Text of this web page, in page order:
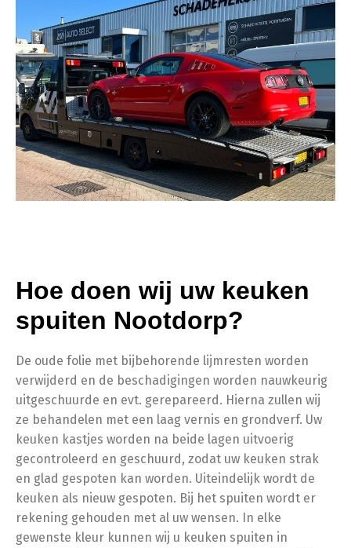
Hoe doen wij uw keuken
spuiten Nootdorp?
De oude folie met bijbehorende lijmresten worden
verwijderd en de beschadigingen worden nauwkeurig
uitgeschuurde en evt. gerepareerd. Hierna zullen wij
ze behandelen met een laag vernis en grondverf. Uw
keuken kastjes worden na beide lagen uitvoerig
gecontroleerd en geschuurd, zodat uw keuken strak
en glad gespoten kan worden. Uiteindelijk wordt de
keuken als nieuw gespoten. Bij het spuiten wordt er
rekening gehouden met al uw wensen. In elke
gewenste kleur kunnen wij u keuken spuiten in